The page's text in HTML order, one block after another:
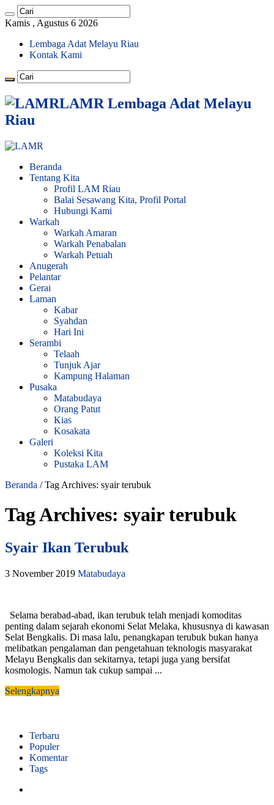
Kamis , Agustus 6 2026
Lembaga Adat Melayu Riau
Kontak Kami
LAMR Lembaga Adat Melayu
Riau
Beranda
Tentang Kita
Profil LAM Riau
Balai Sesawang Kita, Profil Portal
Hubungi Kami
Warkah
Warkah Amaran
Warkah Penabalan
Warkah Petuah
Anugerah
Pelantar
Gerai
Laman
Kabar
Syahdan
Hari Ini
Serambi
Telaah
Tunjuk Ajar
Kampung Halaman
Pusaka
Matabudaya
Orang Patut
Kias
Kosakata
Galeri
Koleksi Kita
Pustaka LAM
Beranda / Tag Archives: syair terubuk
Tag Archives: syair terubuk
Syair Ikan Terubuk
3 November 2019 Matabudaya
Selama berabad-abad, ikan terubuk telah menjadi komoditas
penting dalam sejarah ekonomi Selat Melaka, khususnya di kawasan
Selat Bengkalis. Di masa lalu, penangkapan terubuk bukan hanya
melibatkan pengalaman dan pengetahuan teknologis masyarakat
Melayu Bengkalis dan sekitarnya, tetapi juga yang bersifat
kosmologis. Namun tak cukup sampai ...
Selengkapnya
Terbaru
Populer
Komentar
Tags